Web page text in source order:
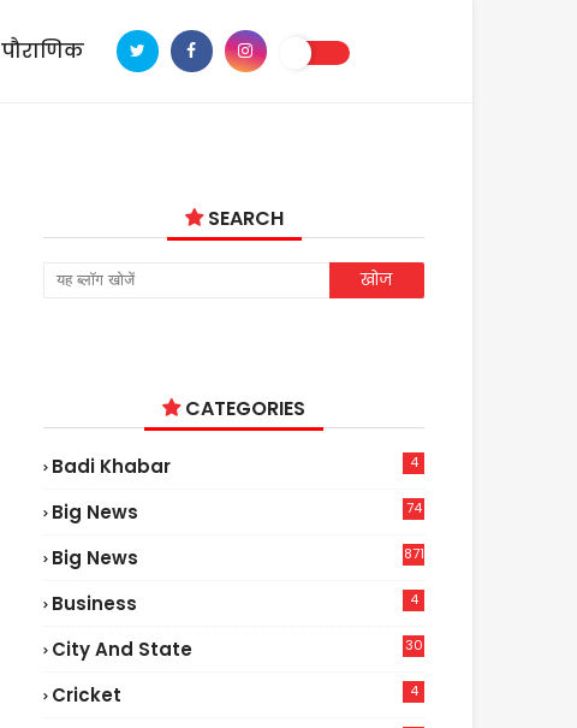
पौराणिक
SEARCH
CATEGORIES
Badi Khabar 4
Big News
74
Big News 871
Business 4
City And State 30
Cricket 4